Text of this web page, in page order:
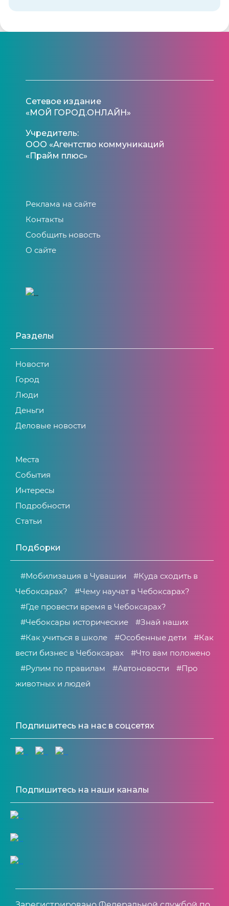
Сетевое издание
«МОЙ ГОРОД.ОНЛАЙН»
Учредитель:
ООО «Агентство коммуникаций
«Прайм плюс»
Реклама на сайте
Контакты
Сообщить новость
О сайте
Разделы
Новости
Город
Люди
Деньги
Деловые новости
Места
События
Интересы
Подробности
Статьи
Подборки
#Мобилизация в Чувашии
#Куда сходить в
Чебоксарах?
#Чему научат в Чебоксарах?
#Где провести время в Чебоксарах?
#Чебоксары исторические
#Знай наших
#Как учиться в школе
#Особенные дети
#Как
вести бизнес в Чебоксарах
#Что вам положено
#Рулим по правилам
#Автоновости
#Про
животных и людей
Подпишитесь на нас в соцсетях
Подпишитесь на наши каналы